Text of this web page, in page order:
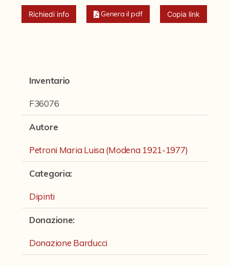
Fotografia e Nuovi Media
Manoscritti
Strumenti Musicali
Testi a Stampa
virtual tour
Il progetto Digital Humanities
Richiedi info Genera il pdf Copia link
Inventario
F36076
Autore
Petroni Maria Luisa (Modena 1921-1977)
Categoria:
Dipinti
Donazione:
Donazione Barducci